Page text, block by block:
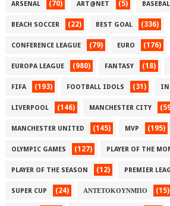
ARSENAL (70) ART@NET (5)
BEACH SOCCER (22) BEST GOAL (336)
CONFERENCE LEAGUE (79) EURO (176)
EUROPA LEAGUE (980) FANTASY (18)
FIFA (193) FOOTBALL IDOLS (31)
LIVERPOOL (146) MANCHESTER CITY
MANCHESTER UNITED (145) MVP (195)
OLYMPIC GAMES (127) PLAYER OF THE
PLAYER OF THE SEASON (12) PREMIER
SUPER CUP (24) ΑΝΤΕΤΟΚΟΥΝΜΠΟ (15)